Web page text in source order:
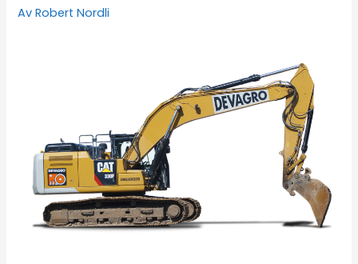
Av Robert Nordli